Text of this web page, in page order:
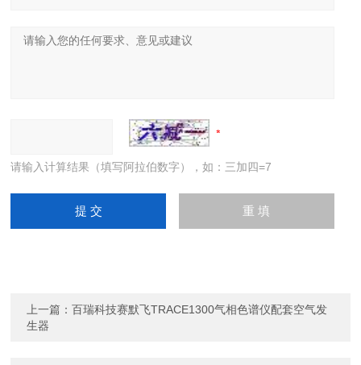
请输入计算结果（填写阿拉伯数字），如：三加四=7
上一篇：百瑞科技赛默飞TRACE1300气相色谱仪配套空气发
生器